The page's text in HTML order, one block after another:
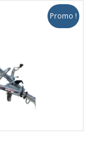
Promo !